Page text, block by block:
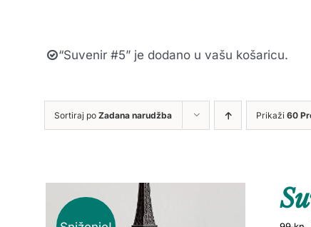
“Suvenir #5” je dodano u vašu košaricu.
Sortiraj po Zadana narudžba Prikaži 60